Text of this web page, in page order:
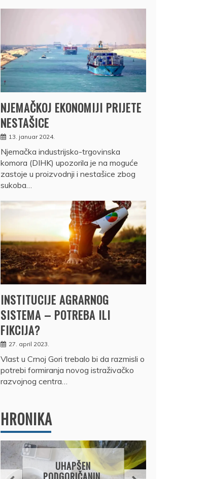
NJEMAČKOJ EKONOMIJI PRIJETE
NESTAŠICE
13. januar 2024.
Njemačka industrijsko-trgovinska
komora (DIHK) upozorila je na moguće
zastoje u proizvodnji i nestašice zbog
sukoba…
INSTITUCIJE AGRARNOG
SISTEMA – POTREBA ILI
FIKCIJA?
27. april 2023.
Vlast u Crnoj Gori trebalo bi da razmisli o
potrebi formiranja novog istraživačko
razvojnog centra…
HRONIKA
UHAPŠEN